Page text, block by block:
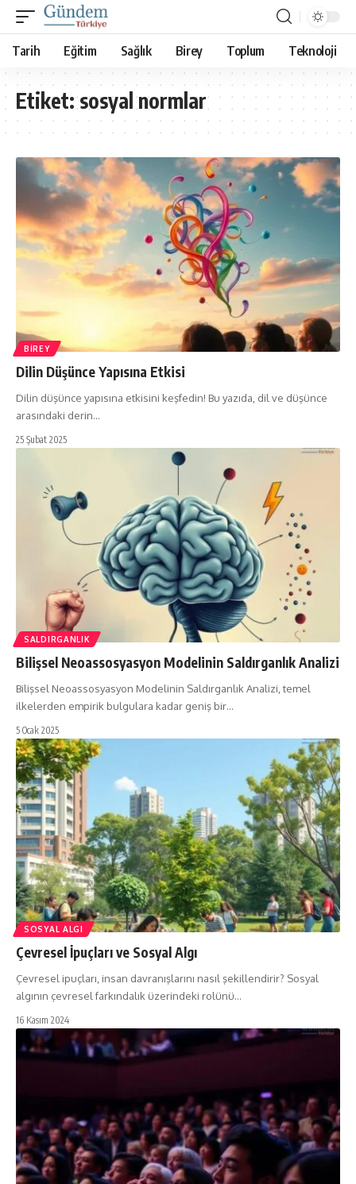
Tarih Eğitim Sağlık Birey Toplum Teknoloji
Etiket:sosyal normlar
BIREY
Dilin Düşünce Yapısına Etkisi
Dilin düşünce yapısına etkisini keşfedin! Bu yazıda, dil ve düşünce
arasındaki derin…
25 Şubat 2025
SALDIRGANLIK
Bilişsel Neoassosyasyon Modelinin Saldırganlık Analizi
Bilişsel Neoassosyasyon Modelinin Saldırganlık Analizi, temel
ilkelerden empirik bulgulara kadar geniş bir…
5 Ocak 2025
SOSYAL ALGI
Çevresel İpuçları ve Sosyal Algı
Çevresel ipuçları, insan davranışlarını nasıl şekillendirir? Sosyal
algının çevresel farkındalık üzerindeki rolünü…
16 Kasım 2024